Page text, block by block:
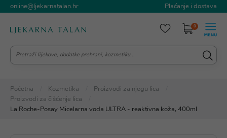
online@ljekarnatalan.hr Plaćanje i dostava
0
Početna Kozmetika
Proizvodi za njegu lica
Proizvodi za čišćenje lica
La Roche-Posay Micelarna voda ULTRA - reaktivna koža, 400ml